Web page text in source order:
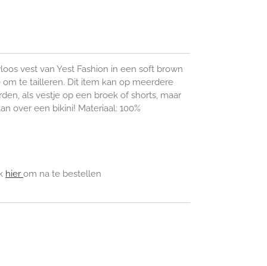
vest van Yest Fashion in een soft brown
te tailleren. Dit item kan op meerdere
als vestje op een broek of shorts, maar
over een bikini! Materiaal: 100%
hier om na te bestellen